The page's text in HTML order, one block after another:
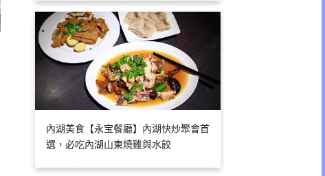
內湖美食【永宝餐廳】內湖快炒聚會首
選，必吃內湖山東燒雞與水餃